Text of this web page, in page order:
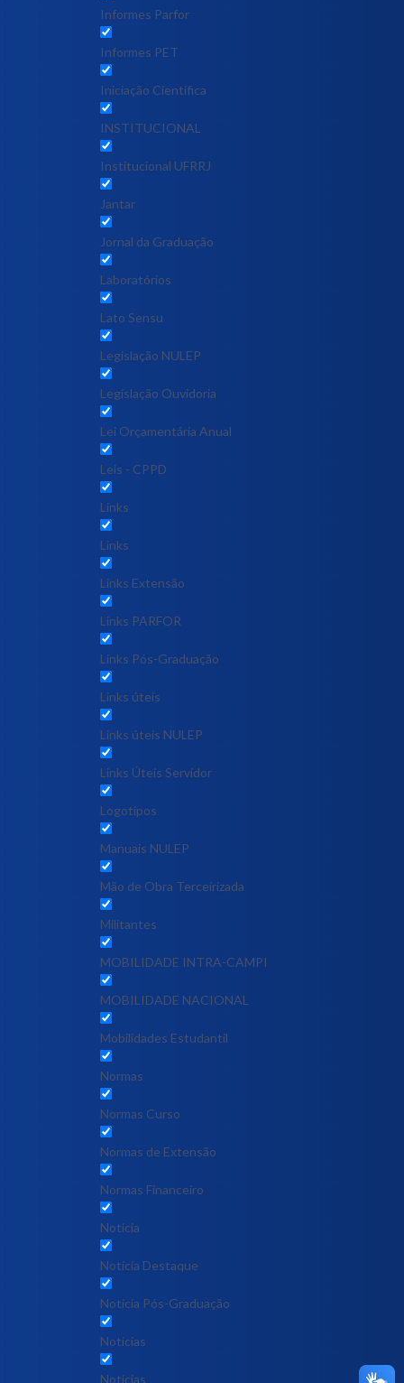
Informes Parfor
Informes PET
Iniciação Científica
INSTITUCIONAL
Institucional UFRRJ
Jantar
Jornal da Graduação
Laboratórios
Lato Sensu
Legislação NULEP
Legislação Ouvidoria
Lei Orçamentária Anual
Leis - CPPD
Links
Links
Links Extensão
Links PARFOR
Links Pós-Graduação
Links úteis
Links úteis NULEP
Links Úteis Servidor
Logotipos
Manuais NULEP
Mão de Obra Terceirizada
Militantes
MOBILIDADE INTRA-CAMPI
MOBILIDADE NACIONAL
Mobilidades Estudantil
Normas
Normas Curso
Normas de Extensão
Normas Financeiro
Notícia
Notícia Destaque
Noticia Pós-Graduação
Notícias
Notícias